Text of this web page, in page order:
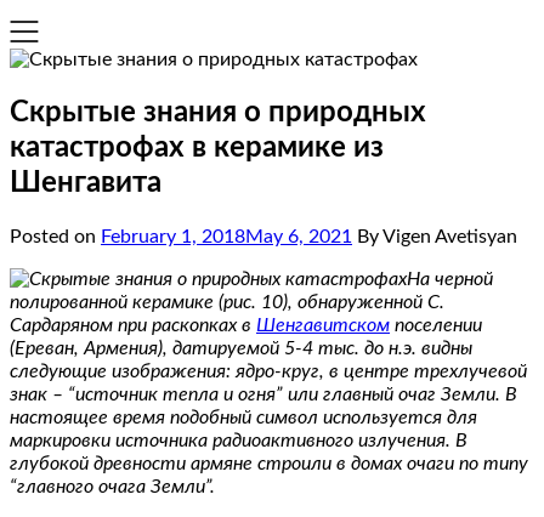
Скрытые знания о природных
катастрофах в керамике из
Шенгавита
Posted on February 1, 2018May 6, 2021 By Vigen Avetisyan
На черной
полированной керамике (рис. 10), обнаруженной С.
Сардаряном при раскопках в Шенгавитском поселении
(Ереван, Армения), датируемой 5-4 тыс. до н.э. видны
следующие изображения: ядро-круг, в центре трехлучевой
знак – “источник тепла и огня” или главный очаг Земли. В
настоящее время подобный символ используется для
маркировки источника радиоактивного излучения. В
глубокой древности армяне строили в домах очаги по типу
“главного очага Земли”.